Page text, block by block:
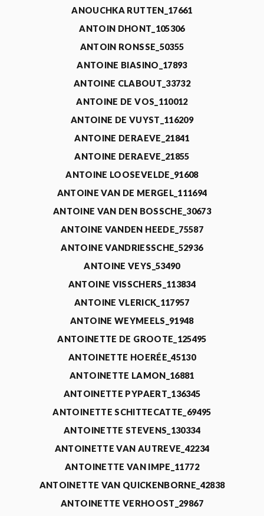
ANOUCHKA RUTTEN_17661
ANTOIN DHONT_105306
ANTOIN RONSSE_50355
ANTOINE BIASINO_17893
ANTOINE CLABOUT_33732
ANTOINE DE VOS_110012
ANTOINE DE VUYST_116209
ANTOINE DERAEVE_21841
ANTOINE DERAEVE_21855
ANTOINE LOOSEVELDE_91608
ANTOINE VAN DE MERGEL_111694
ANTOINE VAN DEN BOSSCHE_30673
ANTOINE VANDEN HEEDE_75587
ANTOINE VANDRIESSCHE_52936
ANTOINE VEYS_53490
ANTOINE VISSCHERS_113834
ANTOINE VLERICK_117957
ANTOINE WEYMEELS_91948
ANTOINETTE DE GROOTE_125495
ANTOINETTE HOERÉE_45130
ANTOINETTE LAMON_16881
ANTOINETTE PYPAERT_136345
ANTOINETTE SCHITTECATTE_69495
ANTOINETTE STEVENS_130334
ANTOINETTE VAN AUTREVE_42234
ANTOINETTE VAN IMPE_11772
ANTOINETTE VAN QUICKENBORNE_42838
ANTOINETTE VERHOOST_29867